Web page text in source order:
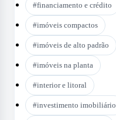
#financiamento e crédito
#imóveis compactos
#imóveis de alto padrão
#imóveis na planta
#interior e litoral
#investimento imobiliário